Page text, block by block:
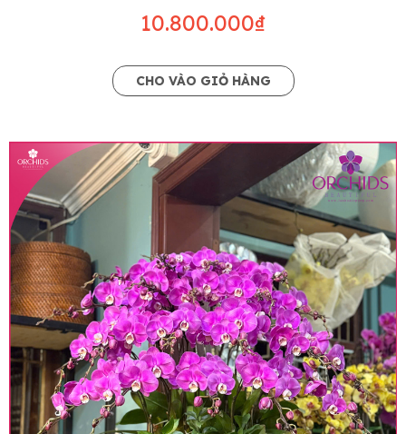
10.800.000₫
CHO VÀO GIỎ HÀNG